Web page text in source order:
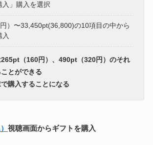
入」購入を選択
）〜33,450pt(36,800)の10項目の中から
入
（160円）、490pt（320円）のそれ
とができる
購入することになる
視聴画面からギフトを購入